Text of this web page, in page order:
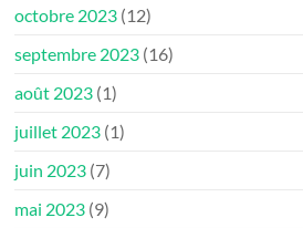
octobre 2023 (12)
septembre 2023 (16)
août 2023 (1)
juillet 2023 (1)
juin 2023 (7)
mai 2023 (9)